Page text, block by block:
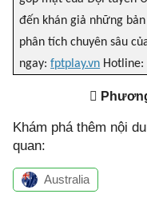
đến khán giả những
phân tích chuyên sâu
ngay:fptplay.vn Hotline:
Khám phá thêm nội
quan:
Australia